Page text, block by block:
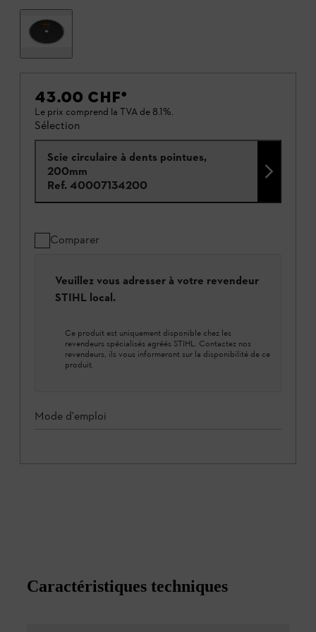
43.00 CHF*
Le prix comprend la TVA de 8.1%.
Sélection
Scie circulaire à dents pointues,
200mm
Ref. 40007134200
Comparer
Veuillez vous adresser à votre revendeur
STIHL local.
Ce produit est uniquement disponible chez les
revendeurs spécialisés agréés STIHL. Contactez nos
revendeurs, ils vous informeront sur la disponibilité de ce
produit.
Mode d'emploi
Caractéristiques techniques